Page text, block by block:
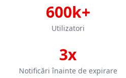
600k+
Utilizatori
3x
Notificări înainte de expirare